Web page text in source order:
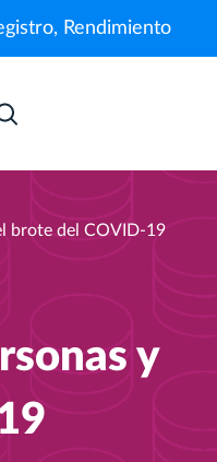
Rendimiento
brote del COVID-19
y